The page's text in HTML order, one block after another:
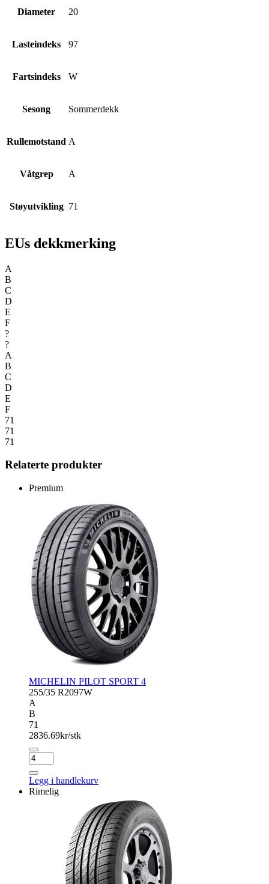
Diameter 20
Lasteindeks 97
Fartsindeks W
Sesong Sommerdekk
Rullemotstand A
Våtgrep A
Støyutvikling 71
EUs dekkmerking
A
B
C
D
E
F
?
?
A
B
C
D
E
F
71
71
71
Relaterte produkter
Premium
MICHELIN PILOT SPORT 4
255/35 R2097W
A
B
71
2836.69kr/stk
MICHELIN
PILOT
SPORT
4
Legg i handlekurv
Rimelig